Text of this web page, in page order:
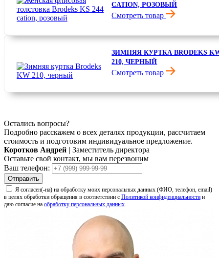
CATION, РОЗОВЫЙ
Смотреть товар
ЗИМНЯЯ КУРТКА BRODEKS
210, ЧЕРНЫЙ
Смотреть товар
Остались вопросы?
Подробно расскажем о всех деталях продукции, рассчитаем
стоимость и подготовим индивидуальное предложение.
Коротков Андрей | Заместитель директора
Оставьте свой контакт, мы вам перезвоним
Ваш телефон:
Отправить
Я согласен(-на) на обработку моих персональных данных (ФИО, телефон, email)
в целях обработки обращения в соответствии с Политикой конфиденциальности и
даю согласие на обработку персональных данных